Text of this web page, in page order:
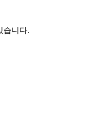
습니다.